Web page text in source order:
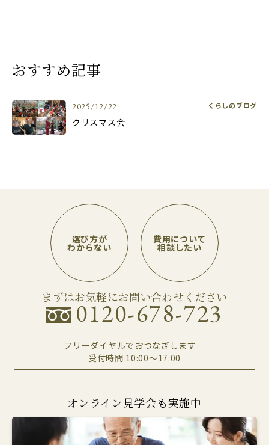
おすすめ記事
2025/12/22 くらしのブログ
クリスマス会
選び方が
わからない
まずはお気軽にお問い合わせください
0120-678-723
フリーダイヤルでおつなぎします
受付時間 10:00～17:00
費用について
相談したい
オンライン見学会も実施中